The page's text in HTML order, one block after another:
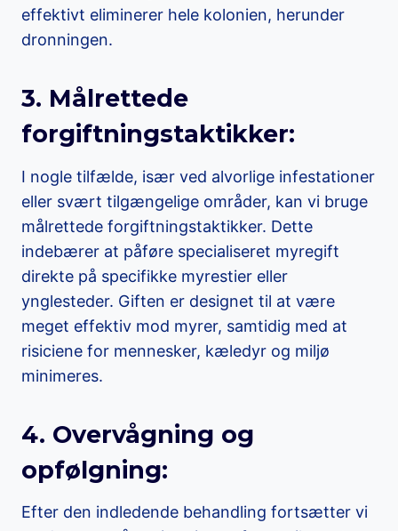
effektivt eliminerer hele kolonien, herunder
dronningen.
3. Målrettede
forgiftningstaktikker:
I nogle tilfælde, især ved alvorlige infestationer
eller svært tilgængelige områder, kan vi bruge
målrettede forgiftningstaktikker. Dette
indebærer at påføre specialiseret myregift
direkte på specifikke myrestier eller
ynglesteder. Giften er designet til at være
meget effektiv mod myrer, samtidig med at
risiciene for mennesker, kæledyr og miljø
minimeres.
4. Overvågning og
opfølgning:
Efter den indledende behandling fortsætter vi